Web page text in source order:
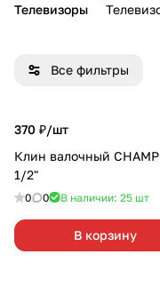
Телевизоры
Все фильтры
370 ₽/шт
Клин валочный
1/2"
0 0 В наличии: 25 шт
В корзину